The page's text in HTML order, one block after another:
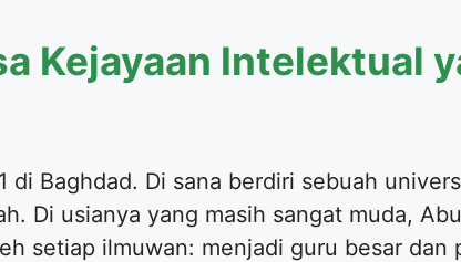
Kejayaan Intelektual
Baghdad. Di sana berdiri sebuah
Di usianya yang masih sangat muda,
setiap ilmuwan: menjadi guru besar dan